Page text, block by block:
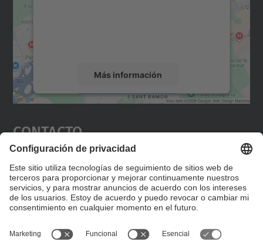
Más información
Aceptar
powered by
Contacto
Editad en la página "Contacto personalizado", que
encontraréis en la raíz de español, vuestros datos
personalizados de contacto.
Formulario de contacto